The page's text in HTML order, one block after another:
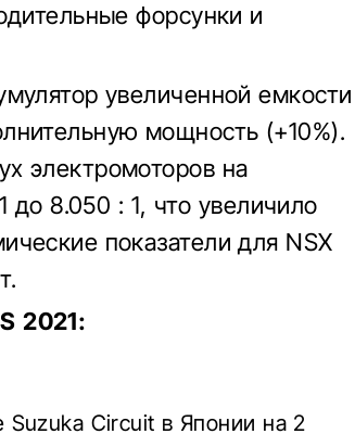
форсунки и
увеличенной емкости
мощность (+10%).
электромоторов на
до 8.050 : 1, что увеличило
показатели для NSX
2021:
Suzuka Circuit в Японии на 2